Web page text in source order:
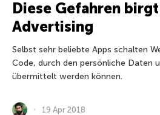
Diese Gefahren
Advertising
Selbst sehr beliebte Apps schalten
Code, durch den persönliche Daten
übermittelt werden können.
19 Apr 2018